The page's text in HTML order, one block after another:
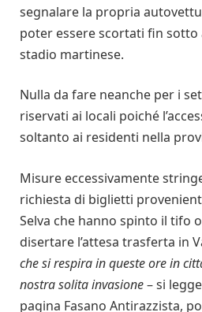
segnalare la propria
poter essere scortati fin
stadio martinese.
Nulla da fare neanche per i
riservati ai locali poiché
soltanto ai residenti nella
Misure eccessivamente
richiesta di biglietti
Selva che hanno spinto il tifo
disertare l’attesa trasferta in
che si respira in queste ore in
nostra solita invasione– si
pagina Fasano Antirazzista,